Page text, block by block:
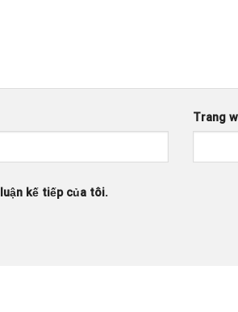
Trang
kế tiếp của tôi.